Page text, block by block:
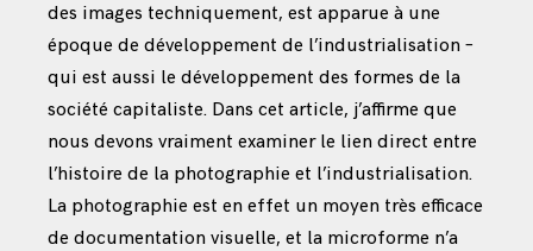
des images techniquement, est apparue à une
époque de développement de l’industrialisation –
qui est aussi le développement des formes de la
société capitaliste. Dans cet article, j’affirme que
nous devons vraiment examiner le lien direct entre
l’histoire de la photographie et l’industrialisation.
La photographie est en effet un moyen très efficace
de documentation visuelle, et la microforme n’a